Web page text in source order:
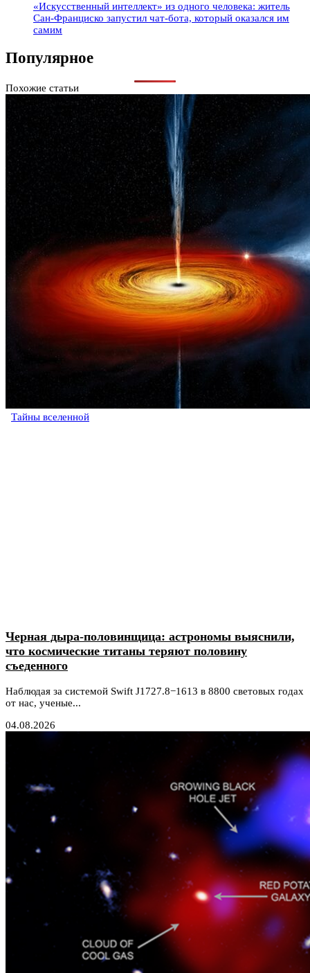
«Искусственный интеллект» из одного человека: житель
Сан-Франциско запустил чат-бота, который оказался им
самим
Популярное
Похожие статьи
Тайны вселенной
Черная дыра-половинщица: астрономы выяснили,
что космические титаны теряют половину
съеденного
Наблюдая за системой Swift J1727.8−1613 в 8800 световых годах
от нас, ученые...
04.08.2026